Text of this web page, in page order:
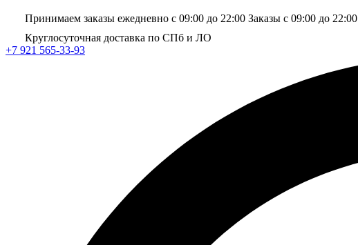
Принимаем заказы ежедневно с 09:00 до 22:00 Заказы с 09:00 до 22:00
Круглосуточная доставка по СПб и ЛО
+7 921 565-33-93